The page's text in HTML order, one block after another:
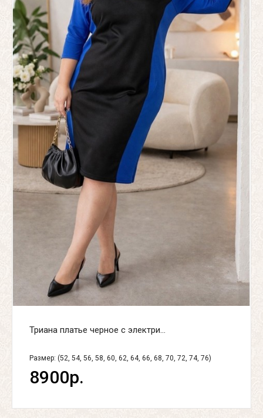
Триана платье черное с электри...
Размер: (52, 54, 56, 58, 60, 62, 64, 66, 68, 70, 72, 74, 76)
8900р.